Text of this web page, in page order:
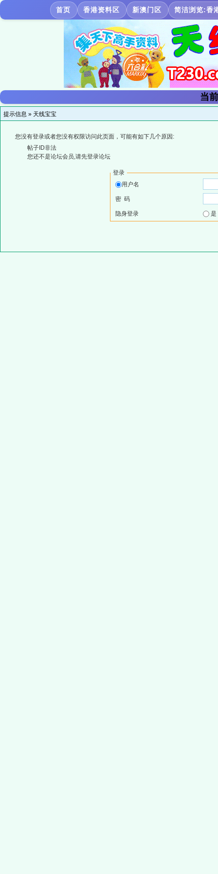
首页 香港资料区 新澳门区 简洁浏览:香
当
提示信息 » 天线宝宝
您没有登录或者您没有权限访问此页面，可能有如下几个原因:
帖子ID非法
您还不是论坛会员,请先登录论坛
登录
用户名
密 码
隐身登录